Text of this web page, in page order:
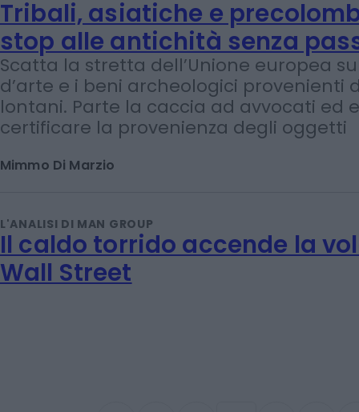
Marco Leardi
ARTE & INVESTIMENTI
Tribali, asiatiche e
stop alle antichità senza
Scatta la stretta dell’Unione europea
d’arte e i beni archeologici provenienti
Mimmo Di Marzio